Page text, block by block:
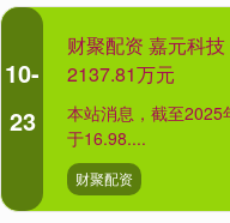
10-
23
财聚配资 嘉元科
2137.81万元
本站消息，截至
于16.98....
财聚配资